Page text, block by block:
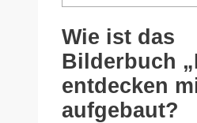
Wie ist das
Bilderbuch
entdecken
aufgebaut?